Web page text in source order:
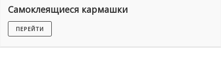
Самоклеящиеся кармашки
ПЕРЕЙТИ